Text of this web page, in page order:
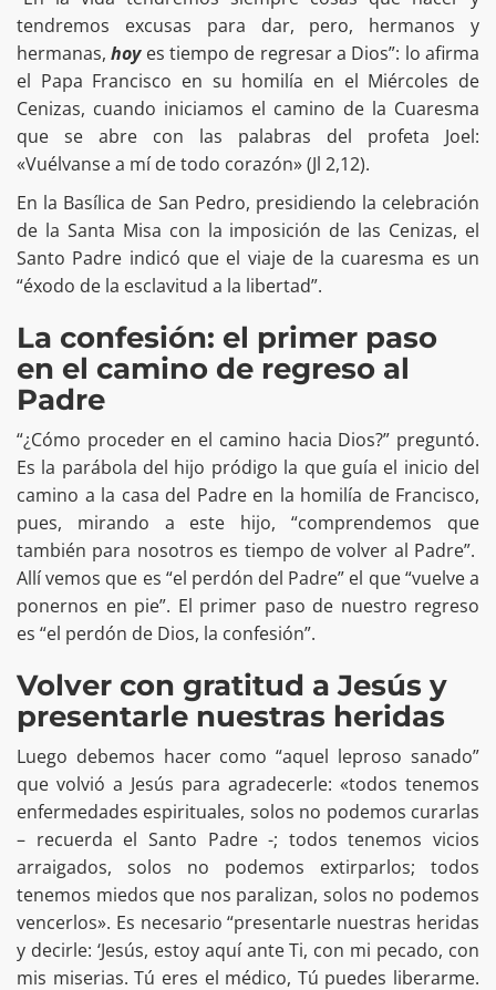
tendremos excusas para dar, pero, hermanos y
hermanas,hoyes tiempo de regresar a Dios”: lo afirma
el Papa Francisco en su homilía en el Miércoles de
Cenizas, cuando iniciamos el camino de la Cuaresma
que se abre con las palabras del profeta Joel:
«Vuélvanse a mí de todo corazón» (Jl 2,12).
En la Basílica de San Pedro, presidiendo la celebración
de la Santa Misa con la imposición de las Cenizas, el
Santo Padre indicó que el viaje de la cuaresma es un
“éxodo de la esclavitud a la libertad”.
La confesión: el primer paso
en el camino de regreso al
Padre
“¿Cómo proceder en el camino hacia Dios?” preguntó.
Es la parábola del hijo pródigo la que guía el inicio del
camino a la casa del Padre en la homilía de Francisco,
pues, mirando a este hijo, “comprendemos que
también para nosotros es tiempo de volver al Padre”.
Allí vemos que es “el perdón del Padre” el que “vuelve a
ponernos en pie”. El primer paso de nuestro regreso
es “el perdón de Dios, la confesión”.
Volver con gratitud a Jesús y
presentarle nuestras heridas
Luego debemos hacer como “aquel leproso sanado”
que volvió a Jesús para agradecerle: «todos tenemos
enfermedades espirituales, solos no podemos curarlas
– recuerda el Santo Padre -; todos tenemos vicios
arraigados, solos no podemos extirparlos; todos
tenemos miedos que nos paralizan, solos no podemos
vencerlos». Es necesario “presentarle nuestras heridas
y decirle: ‘Jesús, estoy aquí ante Ti, con mi pecado, con
mis miserias. Tú eres el médico, Tú puedes liberarme.